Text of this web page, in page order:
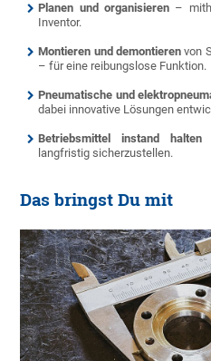
Planen und organisieren–
Inventor.
Montieren und demontierenvon
– für eine reibungslose Funktion.
Pneumatische und
dabei innovative Lösungen
Betriebsmittel instand halten
langfristig sicherzustellen.
Das bringst Du mit